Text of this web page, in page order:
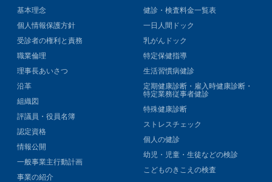
基本理念
個人情報保護方針
受診者の権利と責務
職業倫理
理事長あいさつ
沿革
組織図
評議員・役員名簿
認定資格
情報公開
一般事業主行動計画
事業の紹介
健診・検査料金一覧表
一日人間ドック
乳がんドック
特定保健指導
生活習慣病健診
定期健康診断・雇入時健康診断・
特定業務従事者健診
特殊健康診断
ストレスチェック
個人の健診
幼児・児童・生徒などの検診
こどものきこえの検査